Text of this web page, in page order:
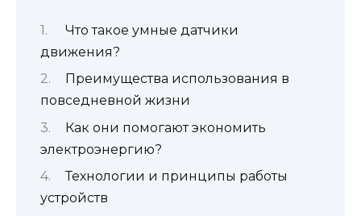
Что такое умные датчики
движения?
Преимущества использования в
повседневной жизни
Как они помогают экономить
электроэнергию?
Технологии и принципы работы
устройств